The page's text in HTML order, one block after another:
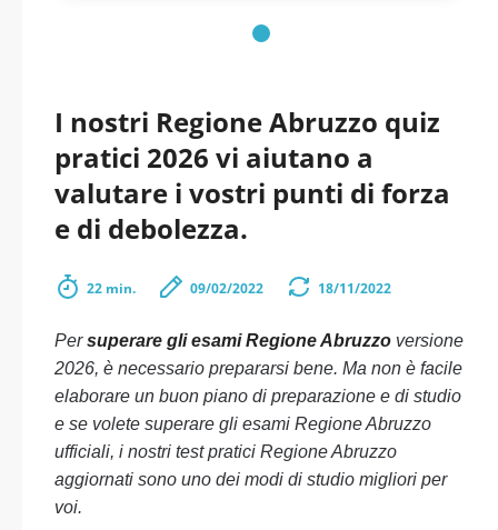
I nostri Regione Abruzzo quiz
pratici 2026 vi aiutano a
valutare i vostri punti di forza
e di debolezza.
22 min. 09/02/2022 18/11/2022
Persuperare gli esami Regione Abruzzo versione
2026, è necessario prepararsi bene. Ma non è facile
elaborare un buon piano di preparazione e di studio
e se volete superare gli esami Regione Abruzzo
ufficiali, i nostri test pratici Regione Abruzzo
aggiornati sono uno dei modi di studio migliori per
voi.